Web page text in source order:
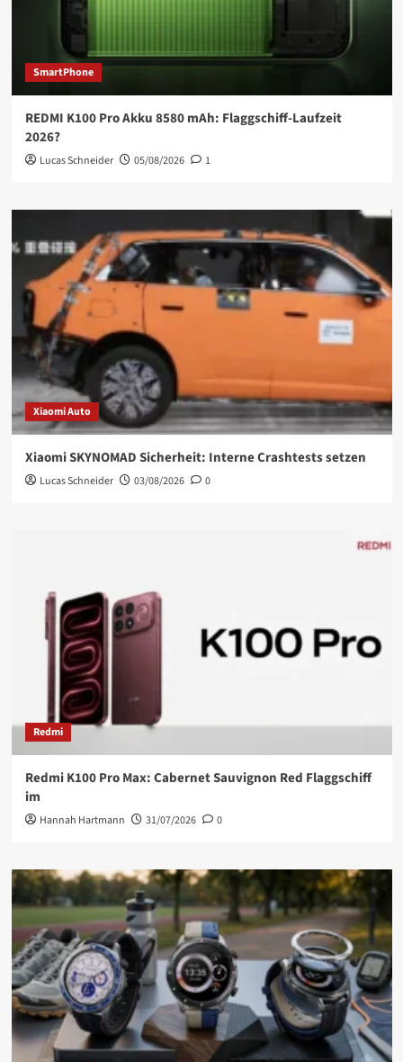
SmartPhone
REDMI K100 Pro Akku 8580 mAh: Flaggschiff-Laufzeit
2026?
Lucas Schneider 05/08/2026 1
Xiaomi Auto
Xiaomi SKYNOMAD Sicherheit: Interne Crashtests setzen
Lucas Schneider 03/08/2026 0
Redmi
Redmi K100 Pro Max: Cabernet Sauvignon Red Flaggschiff
im
Hannah Hartmann 31/07/2026 0